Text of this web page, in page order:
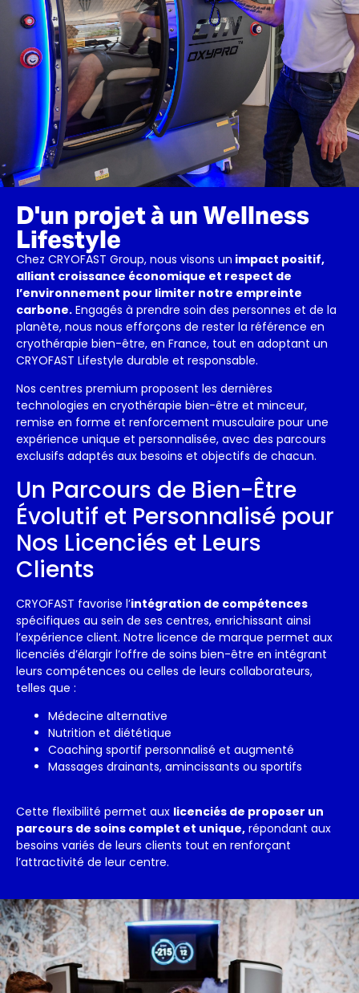
D'un projet à un Wellness
Lifestyle
Chez CRYOFAST Group, nous visons un impact positif,
alliant croissance économique et respect de
l’environnement pour limiter notre empreinte
carbone. Engagés à prendre soin des personnes et de la
planète, nous nous efforçons de rester la référence en
cryothérapie bien-être, en France, tout en adoptant un
CRYOFAST Lifestyle durable et responsable.
Nos centres premium proposent les dernières
technologies en cryothérapie bien-être et minceur,
remise en forme et renforcement musculaire pour une
expérience unique et personnalisée, avec des parcours
exclusifs adaptés aux besoins et objectifs de chacun.
Un Parcours de Bien-Être
Évolutif et Personnalisé pour
Nos Licenciés et Leurs
Clients
CRYOFAST favorise l’intégration de compétences
spécifiques au sein de ses centres, enrichissant ainsi
l’expérience client. Notre licence de marque permet aux
licenciés d’élargir l’offre de soins bien-être en intégrant
leurs compétences ou celles de leurs collaborateurs,
telles que :
Médecine alternative
Nutrition et diététique
Coaching sportif personnalisé et augmenté
Massages drainants, amincissants ou sportifs
Cette flexibilité permet aux licenciés de proposer un
parcours de soins complet et unique, répondant aux
besoins variés de leurs clients tout en renforçant
l’attractivité de leur centre.